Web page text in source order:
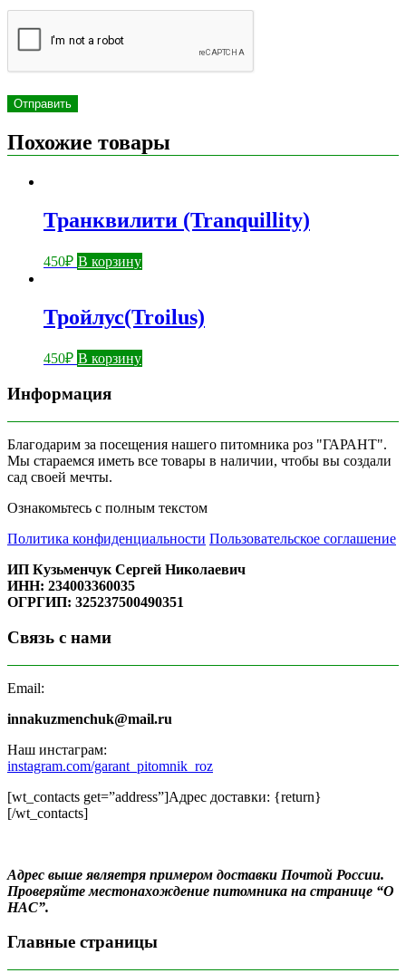
Похожие товары
Транквилити (Tranquillity)
450₽ В корзину
Тройлус(Troilus)
450₽ В корзину
Информация
Благодарим за посещения нашего питомника роз "ГАРАНТ".
Мы стараемся иметь все товары в наличии, чтобы вы создали
сад своей мечты.
Ознакомьтесь с полным текстом
Политика конфиденциальности Пользовательское соглашение
ИП Кузьменчук Сергей Николаевич
ИНН: 234003360035
ОГРГИП: 325237500490351
Связь с нами
Email:
innakuzmenchuk@mail.ru
Наш инстаграм:
instagram.com/garant_pitomnik_roz
[wt_contacts get=”address”]Адрес доставки: {return}
[/wt_contacts]
Адрес выше являетря примером доставки Почтой России.
Проверяйте местонахождение питомника на странице “О
НАС”.
Главные страницы